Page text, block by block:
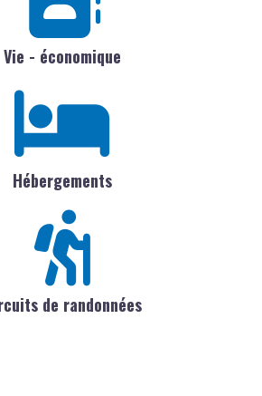
Vie - économique
Hébergements
de randonnées